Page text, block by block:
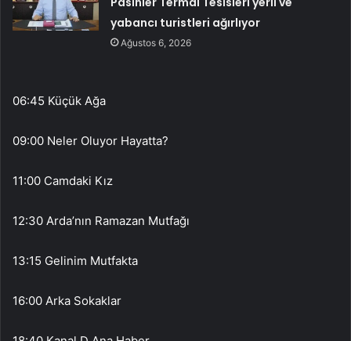
yabancı turistleri ağırlıyor
Ağustos 6, 2026
06:45 Küçük Ağa
09:00 Neler Oluyor Hayatta?
11:00 Camdaki Kız
12:30 Arda’nın Ramazan Mutfağı
13:15 Gelinim Mutfakta
16:00 Arka Sokaklar